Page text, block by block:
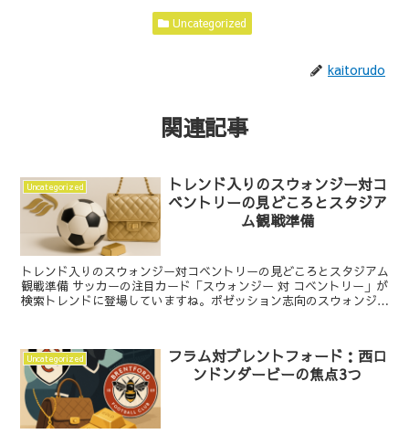
Uncategorized
kaitorudo
関連記事
Uncategorized
トレンド入りのスウォンジー対コ
ベントリーの見どころとスタジア
ム観戦準備
トレンド入りのスウォンジー対コベントリーの見どころとスタジアム
観戦準備 サッカーの注目カード「スウォンジー 対 コベントリー」が
検索トレンドに登場していますね。ポゼッション志向のスウォンジー
Uncategorized
フラム対ブレントフォード：西ロ
ンドンダービーの焦点3つ